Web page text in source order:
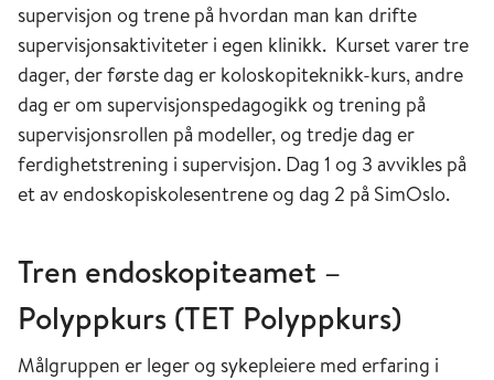
supervisjon og trene på hvordan man kan drifte
supervisjonsaktiviteter i egen klinikk. Kurset varer tre
dager, der første dag er koloskopiteknikk-kurs, andre
dag er om supervisjonspedagogikk og trening på
supervisjonsrollen på modeller, og tredje dag er
ferdighetstrening i supervisjon. Dag 1 og 3 avvikles på
et av endoskopiskolesentrene og dag 2 på SimOslo.
Tren endoskopiteamet –
Polyppkurs (TET Polyppkurs)
Målgruppen er leger og sykepleiere med erfaring i